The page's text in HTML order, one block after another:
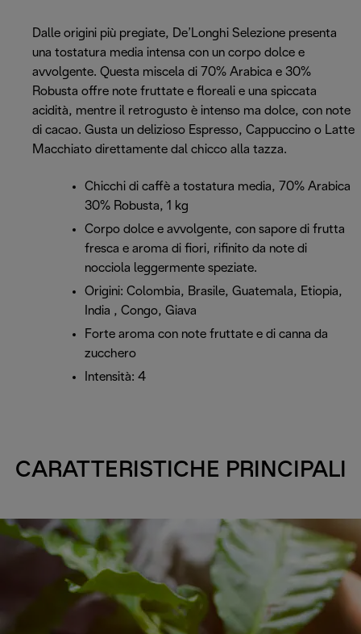
Dalle origini più pregiate, De’Longhi Selezione presenta
una tostatura media intensa con un corpo dolce e
avvolgente. Questa miscela di 70% Arabica e 30%
Robusta offre note fruttate e floreali e una spiccata
acidità, mentre il retrogusto è intenso ma dolce, con note
di cacao. Gusta un delizioso Espresso, Cappuccino o Latte
Macchiato direttamente dal chicco alla tazza.
Chicchi di caffè a tostatura media, 70% Arabica
30% Robusta, 1 kg
Corpo dolce e avvolgente, con sapore di frutta
fresca e aroma di fiori, rifinito da note di
nocciola leggermente speziate.
Origini: Colombia, Brasile, Guatemala, Etiopia,
India , Congo, Giava
Forte aroma con note fruttate e di canna da
zucchero
Intensità: 4
CARATTERISTICHE PRINCIPALI